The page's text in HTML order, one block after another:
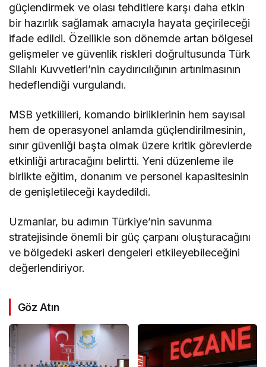
güçlendirmek ve olası tehditlere karşı daha etkin
bir hazırlık sağlamak amacıyla hayata geçirileceği
ifade edildi. Özellikle son dönemde artan bölgesel
gelişmeler ve güvenlik riskleri doğrultusunda Türk
Silahlı Kuvvetleri’nin caydırıcılığının artırılmasının
hedeflendiği vurgulandı.
MSB yetkilileri, komando birliklerinin hem sayısal
hem de operasyonel anlamda güçlendirilmesinin,
sınır güvenliği başta olmak üzere kritik görevlerde
etkinliği artıracağını belirtti. Yeni düzenleme ile
birlikte eğitim, donanım ve personel kapasitesinin
de genişletileceği kaydedildi.
Uzmanlar, bu adımın Türkiye’nin savunma
stratejisinde önemli bir güç çarpanı oluşturacağını
ve bölgedeki askeri dengeleri etkileyebileceğini
değerlendiriyor.
Göz Atın